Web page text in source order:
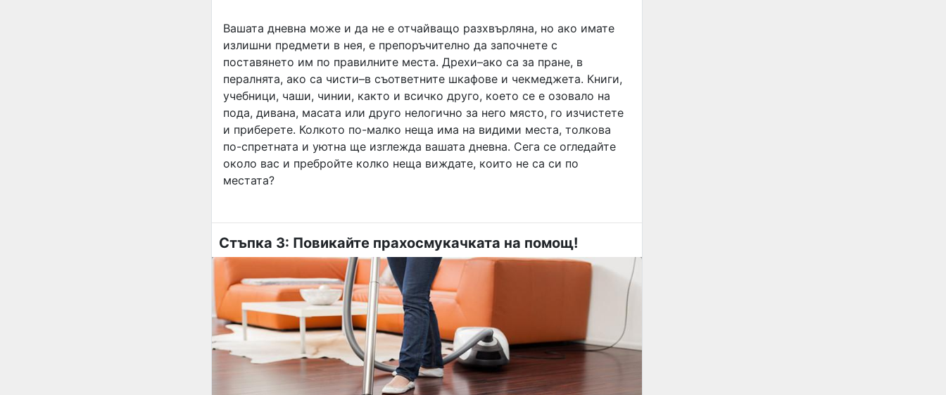
Вашата дневна може и да не е отчайващо разхвърляна, но ако имате
излишни предмети в нея, е препоръчително да започнете с
поставянето им по правилните места. Дрехи–ако са за пране, в
пералнята, ако са чисти–в съответните шкафове и чекмеджета. Книги,
учебници, чаши, чинии, както и всичко друго, което се е озовало на
пода, дивана, масата или друго нелогично за него място, го изчистете
и приберете. Колкото по-малко неща има на видими места, толкова
по-спретната и уютна ще изглежда вашата дневна. Сега се огледайте
около вас и пребройте колко неща виждате, които не са си по
местата?
Стъпка 3: Повикайте прахосмукачката на помощ!